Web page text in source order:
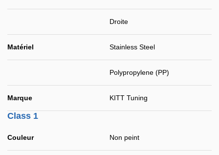
Droite
Matériel Stainless Steel
Polypropylene (PP)
Marque KITT Tuning
Class 1
Couleur Non peint